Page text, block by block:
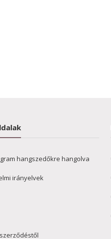
hangszedőkre hangolva
irányelvek